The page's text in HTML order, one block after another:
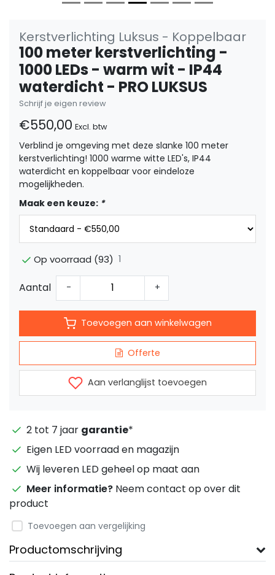
Kerstverlichting Luksus - Koppelbaar
100 meter kerstverlichting -
1000 LEDs - warm wit - IP44
waterdicht - PRO LUKSUS
Schrijf je eigen review
€550,00 Excl. btw
Verblind je omgeving met deze slanke 100 meter
kerstverlichting! 1000 warme witte LED's, IP44
waterdicht en koppelbaar voor eindeloze
mogelijkheden.
Maak een keuze: *
Op voorraad (93) 1
Aantal - +
Toevoegen aan winkelwagen
Offerte
Aan verlanglijst toevoegen
2 tot 7 jaar garantie*
Eigen LED voorraad en magazijn
Wij leveren LED geheel op maat aan
Meer informatie? Neem contact op over dit
product
Toevoegen aan vergelijking
Productomschrijving